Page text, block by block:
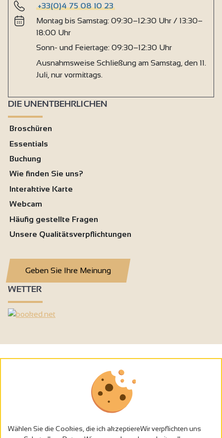
+33(0)4 75 08 10 23
Montag bis Samstag: 09:30–12:30 Uhr / 13:30–
18:00 Uhr
Sonn- und Feiertage: 09:30–12:30 Uhr
Ausnahmsweise Schließung am Samstag, den 11.
Juli, nur vormittags.
DIE UNENTBEHRLICHEN
Broschüren
Essentials
Buchung
Wie finden Sie uns?
Interaktive Karte
Webcam
Häufig gestellte Fragen
Unsere Qualitätsverpflichtungen
Geben Sie Ihre Meinung
WETTER
Wählen Sie die Cookies, die ich akzeptiereWir verpflichten uns